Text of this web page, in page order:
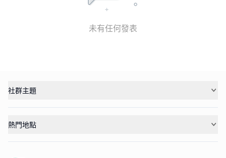
未有任何發表
社群主題
熱門地點